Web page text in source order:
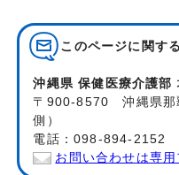
このページに関する
沖縄県 保健医療介護部
〒900-8570 沖縄県那
側）
電話：098-894-2152
お問い合わせは専用